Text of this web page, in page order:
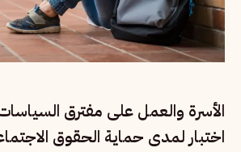
الأسرة والعمل على مفترق
اختبار لمدى حماية الحقوق